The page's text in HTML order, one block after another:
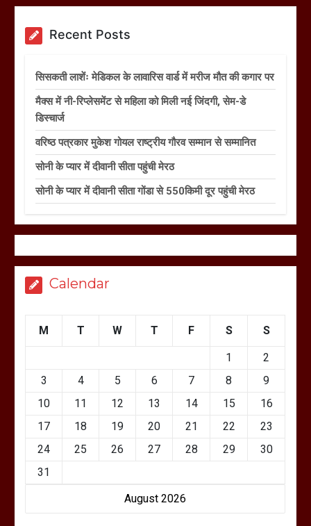
Recent Posts
सिसकती लाशेंः मेडिकल के लावारिस वार्ड में मरीज मौत की कगार पर
मैक्स में नी-रिप्लेसमेंट से महिला को मिली नई जिंदगी, सेम-डे
डिस्चार्ज
वरिष्ठ पत्रकार मुकेश गोयल राष्ट्रीय गौरव सम्मान से सम्मानित
सोनी के प्यार में दीवानी सीता पहुंची मेरठ
सोनी के प्यार में दीवानी सीता गोंडा से 550किमी दूर पहुंची मेरठ
Calendar
August 2026
M T W T F S S
1
2
3
4 5 6 7 8
9
10
11 12 13 14 15
16
17
18 19 20 21 22
23
24
25 26 27 28 29
30
31